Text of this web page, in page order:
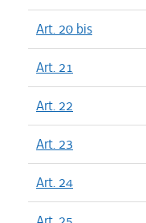
Art. 20 bis
Art. 21
Art. 22
Art. 23
Art. 24